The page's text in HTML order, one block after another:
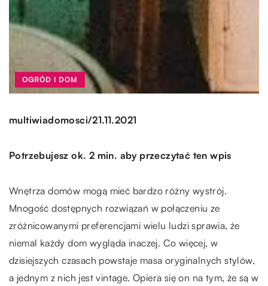
OGRÓD I DOM
multiwiadomosci/21.11.2021
Potrzebujesz ok. 2 min. aby przeczytać ten wpis
Wnętrza domów mogą mieć bardzo różny wystrój.
Mnogość dostępnych rozwiązań w połączeniu ze
zróżnicowanymi preferencjami wielu ludzi sprawia, że
niemal każdy dom wygląda inaczej. Co więcej, w
dzisiejszych czasach powstaje masa oryginalnych stylów,
a jednym z nich jest vintage. Opiera się on na tym, że są w